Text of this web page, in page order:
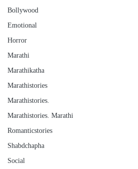
Bollywood
Emotional
Horror
Marathi
Marathikatha
Marathistories
Marathistories.
Marathistories. Marathi
Romanticstories
Shabdchapha
Social